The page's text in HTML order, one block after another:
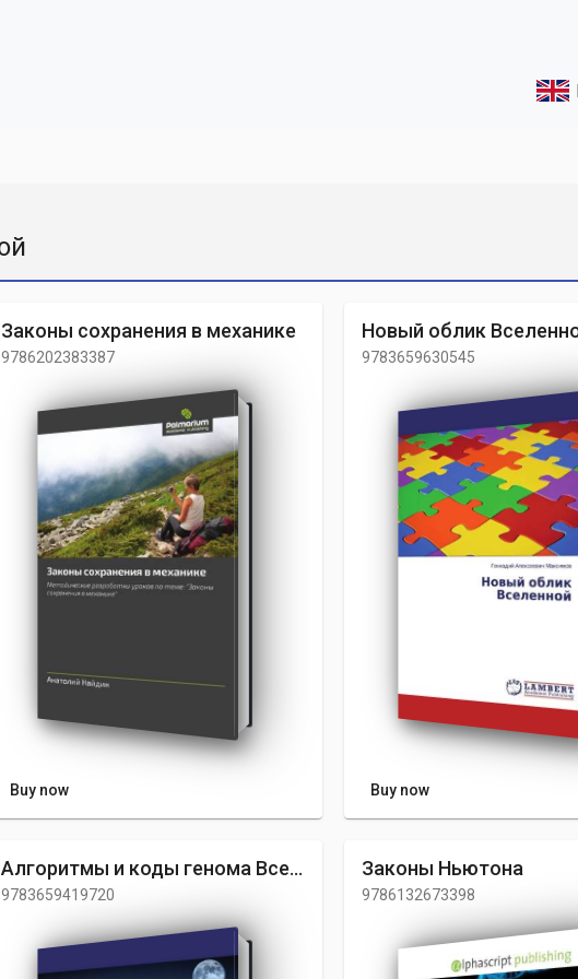
Законы сохранения в механике
9786202383387
Buy now
Новый облик
9783659630545
Buy now
Алгоритмы и коды генома Вселенной
9783659419720
Законы Ньютона
9786132673398